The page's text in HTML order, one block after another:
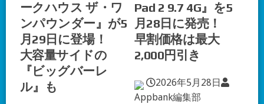
ークハウス ザ・ワ
ンパウンダー』が5
月29日に登場！
大容量サイドの
『ビッグバーレ
ル』も
Pad 2 9.7 4G』を5
月28日に発売！
早割価格は最大
2,000円引き
2026年5月28日
Appbank編集部